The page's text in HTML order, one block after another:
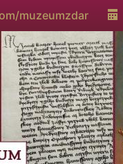
muzeumzdar